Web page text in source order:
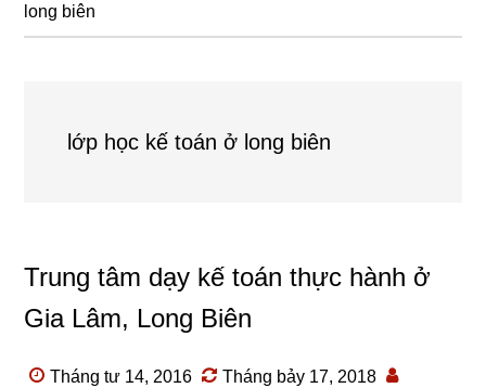
long biên
lớp học kế toán ở long biên
Trung tâm dạy kế toán thực hành ở
Gia Lâm, Long Biên
Tháng tư 14, 2016 Tháng bảy 17, 2018